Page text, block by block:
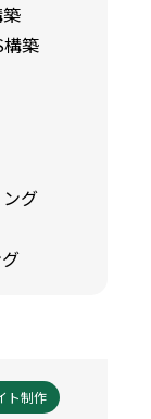
構築
グ
ト制作